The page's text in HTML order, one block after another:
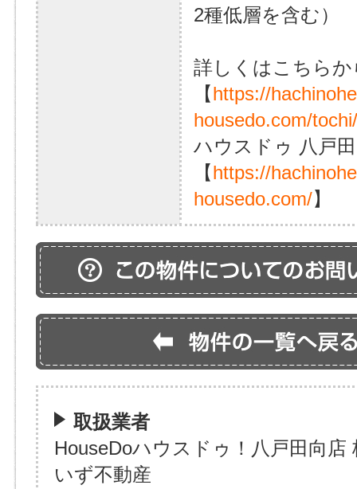
2種低層を含む）
詳しくはこちらか
【https://
housedo.com/
ハウスドゥ 八戸
【https://
housedo.com/】
取扱業者
HouseDoハウスドゥ！八戸田向店
いず不動産